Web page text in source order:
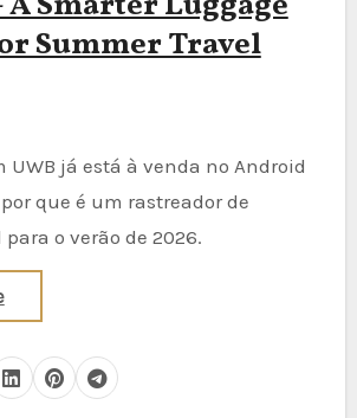
Summer Travel
que é um rastreador de
o verão de 2026.